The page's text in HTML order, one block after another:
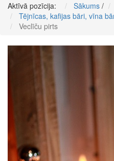
Aktīvā pozīcija:
Sākums /
Tējnīcas, kafijas bāri, vīna
Veclīču pirts